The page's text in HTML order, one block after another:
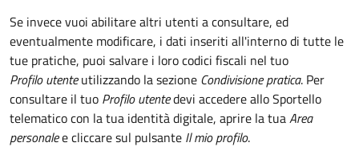
Se invece vuoi abilitare altri utenti a consultare, ed
eventualmente modificare, i dati inseriti all'interno di tutte le
tue pratiche, puoi salvare i loro codici fiscali nel tuo
Profilo utenteutilizzando la sezione Condivisione pratica. Per
consultare il tuo Profilo utentedevi accedere allo Sportello
telematico con la tua identità digitale, aprire la tuaArea
personalee cliccare sul pulsante Il mio profilo.